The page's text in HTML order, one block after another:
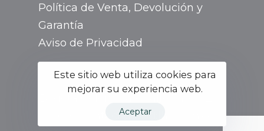
Política de Venta, Devolución y
Garantía
Aviso de Privacidad
Bogotá Colombia - Calle 74a # 20c
- 60 - contactenos@lha.com.co
Este sitio web utiliza cookies para
mejorar su experiencia web.
Aceptar